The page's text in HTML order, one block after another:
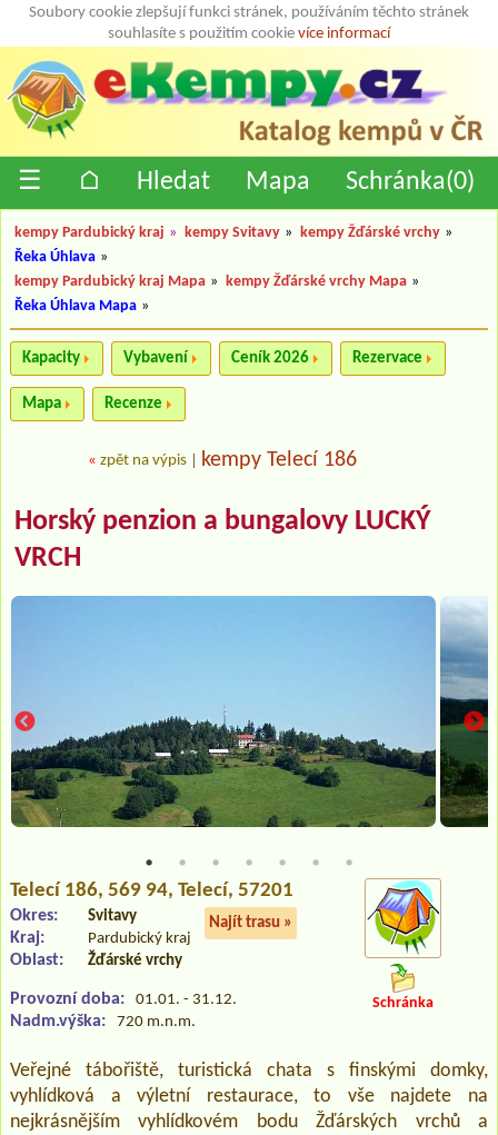
Soubory cookie zlepšují funkci stránek, používáním těchto stránek
souhlasíte s použitím cookie více informací
☰ ⌂ Hledat Mapa Schránka(0)
kempy Pardubický kraj » kempy Svitavy » kempy Žďárské vrchy »
Řeka Úhlava »
kempy Pardubický kraj Mapa » kempy Žďárské vrchy Mapa »
Řeka Úhlava Mapa »
Kapacity Vybavení Ceník 2026 Rezervace
Mapa Recenze
« zpět na výpis kempy Telecí 186
Horský penzion a bungalovy LUCKÝ
VRCH
Telecí 186, 569 94, Telecí, 57201
Najít trasu »
Okres: Svitavy
Kraj: Pardubický kraj
Oblast: Žďárské vrchy
Provozní doba: 01.01. - 31.12.
Nadm.výška: 720 m.n.m.
Schránka
Veřejné tábořiště, turistická chata s finskými domky,
vyhlídková a výletní restaurace, to vše najdete na
nejkrásnějším vyhlídkovém bodu Žďárských vrchů a